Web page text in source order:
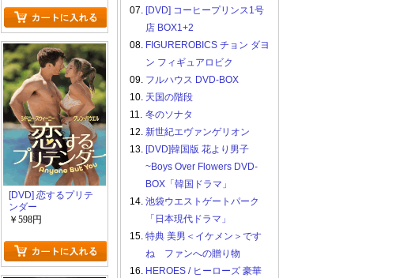
[DVD] 恋するプリテ
ンダー
￥598円
07. [DVD] コーヒープリンス1号
店 BOX1+2
08. FIGUREROBICS チョン ダヨ
ン フィギュアロビク
09. フルハウス DVD-BOX
10. 天国の階段
11. 冬のソナタ
12. 新世紀エヴァンゲリオン
13. [DVD]韓国版 花より男子
~Boys Over Flowers DVD-
BOX「韓国ドラマ」
14. 池袋ウエストゲートパーク
「日本現代ドラマ」
15. 特典 美男＜イケメン＞です
ね ファンへの贈り物
16. HEROES / ヒーローズ 豪華